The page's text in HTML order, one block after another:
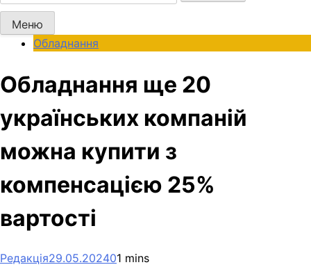
Меню
Обладнання
Обладнання ще 20
українських компаній
можна купити з
компенсацією 25%
вартості
Редакція29.05.202401 mins